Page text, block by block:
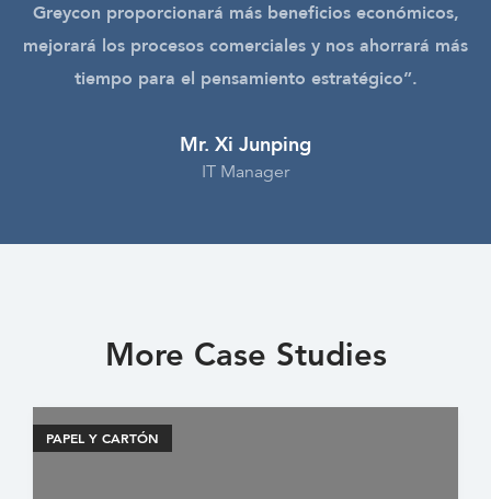
Greycon proporcionará más beneficios económicos,
mejorará los procesos comerciales y nos ahorrará más
tiempo para el pensamiento estratégico”.
Mr. Xi Junping
IT Manager
More Case Studies
PAPEL Y CARTÓN